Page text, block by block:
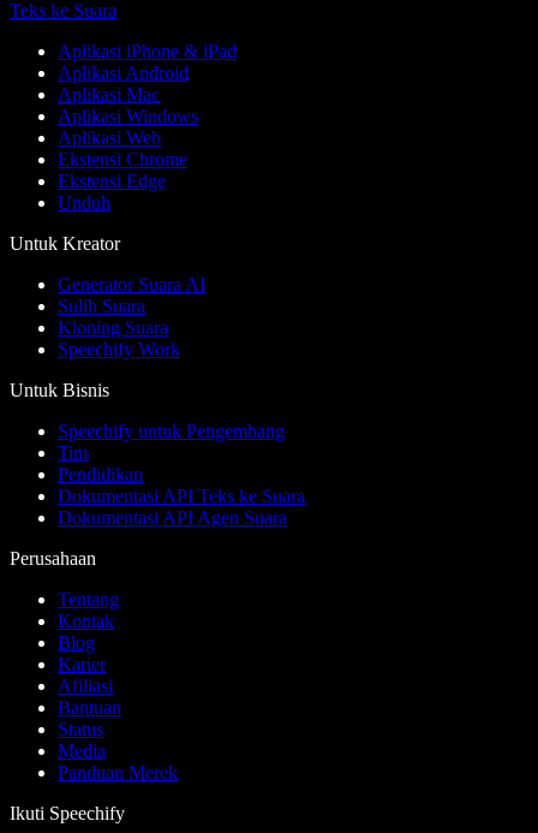
Teks ke Suara
Aplikasi iPhone & iPad
Aplikasi Android
Aplikasi Mac
Aplikasi Windows
Aplikasi Web
Ekstensi Chrome
Ekstensi Edge
Unduh
Untuk Kreator
Generator Suara AI
Sulih Suara
Kloning Suara
Speechify Work
Untuk Bisnis
Speechify untuk Pengembang
Tim
Pendidikan
Dokumentasi API Teks ke Suara
Dokumentasi API Agen Suara
Perusahaan
Tentang
Kontak
Blog
Karier
Afiliasi
Bantuan
Status
Media
Panduan Merek
Ikuti Speechify